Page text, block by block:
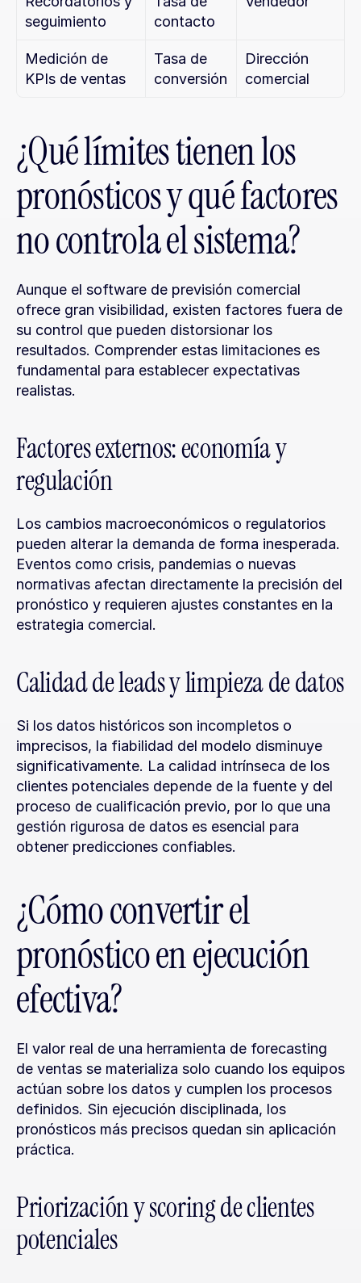
seguimiento
contacto
Medición de
KPIs de ventas
Tasa de
conversión
Dirección
comercial
¿Qué límites tienen los
pronósticos y qué factores
no controla el sistema?
Aunque el software de previsión comercial
ofrece gran visibilidad, existen factores fuera de
su control que pueden distorsionar los
resultados. Comprender estas limitaciones es
fundamental para establecer expectativas
realistas.
Factores externos: economía y
regulación
Los cambios macroeconómicos o regulatorios
pueden alterar la demanda de forma inesperada.
Eventos como crisis, pandemias o nuevas
normativas afectan directamente la precisión del
pronóstico y requieren ajustes constantes en la
estrategia comercial.
Calidad de leads y limpieza de datos
Si los datos históricos son incompletos o
imprecisos, la fiabilidad del modelo disminuye
significativamente. La calidad intrínseca de los
clientes potenciales depende de la fuente y del
proceso de cualificación previo, por lo que una
gestión rigurosa de datos es esencial para
obtener predicciones confiables.
¿Cómo convertir el
pronóstico en ejecución
efectiva?
El valor real de una herramienta de forecasting
de ventas se materializa solo cuando los equipos
actúan sobre los datos y cumplen los procesos
definidos. Sin ejecución disciplinada, los
pronósticos más precisos quedan sin aplicación
práctica.
Priorización y scoring de clientes
potenciales